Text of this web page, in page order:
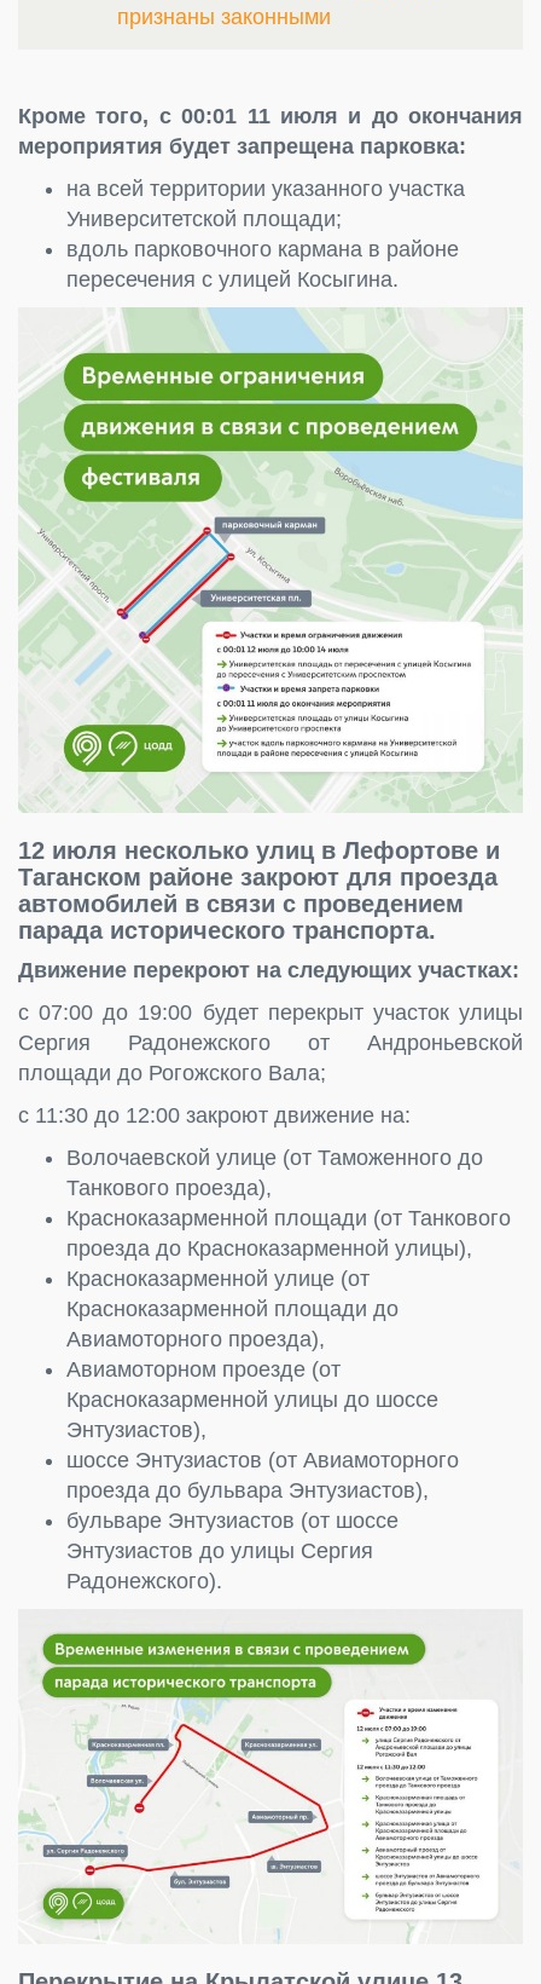
признаны законными
Кроме того, с 00:01 11 июля и до окончания
мероприятия будет запрещена парковка:
на всей территории указанного участка
Университетской площади;
вдоль парковочного кармана в районе
пересечения с улицей Косыгина.
12 июля несколько улиц в Лефортове и
Таганском районе закроют для проезда
автомобилей в связи с проведением
парада исторического транспорта.
Движение перекроют на следующих участках:
с 07:00 до 19:00 будет перекрыт участок улицы
Сергия Радонежского от Андроньевской
площади до Рогожского Вала;
с 11:30 до 12:00 закроют движение на:
Волочаевской улице (от Таможенного до
Танкового проезда),
Красноказарменной площади (от Танкового
проезда до Красноказарменной улицы),
Красноказарменной улице (от
Красноказарменной площади до
Авиамоторного проезда),
Авиамоторном проезде (от
Красноказарменной улицы до шоссе
Энтузиастов),
шоссе Энтузиастов (от Авиамоторного
проезда до бульвара Энтузиастов),
бульваре Энтузиастов (от шоссе
Энтузиастов до улицы Сергия
Радонежского).